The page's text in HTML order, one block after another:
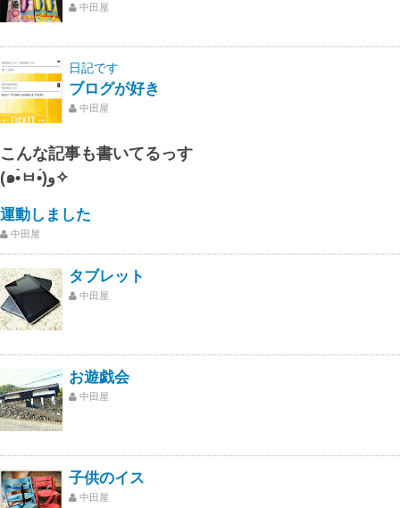
中田屋
日記です
ブログが好き
中田屋
こんな記事も書いてるっす
(๑•̀ㅂ•́)و✧
運動しました
中田屋
タブレット
中田屋
お遊戯会
中田屋
子供のイス
中田屋